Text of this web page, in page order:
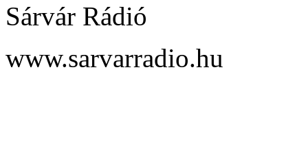
Sárvár Rádió
www.sarvarradio.hu